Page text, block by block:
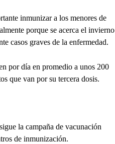
inmunizar a los menores de
porque se acerca el invierno
casos graves de la enfermedad.
por día en promedio a unos 200
que van por su tercera dosis.
la campaña de vacunación
de inmunización.